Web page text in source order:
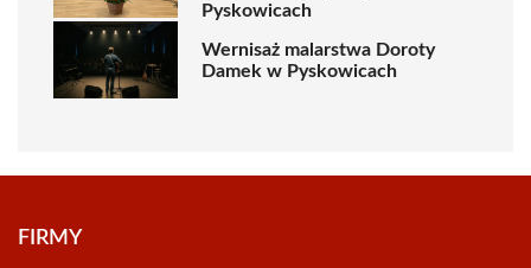
Pyskowicach
Wernisaż malarstwa Doroty
Damek w Pyskowicach
FIRMY